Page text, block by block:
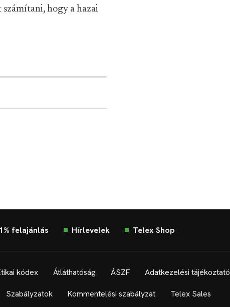
hogy a hazai
felajánlás Hírlevelek Telex Shop
kódex Átláthatóság ÁSZF Adatkezelési tájékoztató
Szabályzatok Kommentelési szabályzat Telex Sales